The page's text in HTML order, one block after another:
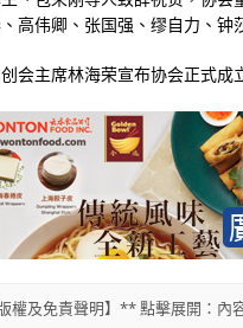
高伟卿、张国强、缪自力、钟
会主席林海荣宣布协会正式成
權及免責聲明】** 點擊展開：內